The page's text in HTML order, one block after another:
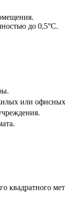
до 0,5°C.
или